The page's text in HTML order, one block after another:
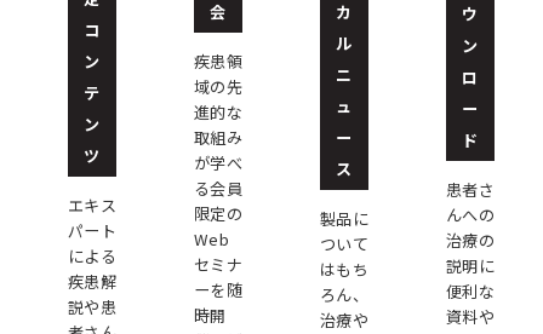
コ
ン
テ
ン
ツ
エキス
パート
による
疾患解
説や患
会
疾患領
域の先
進的な
取組み
が学べ
る会員
限定の
Web
セミナ
ーを随
時開
カ
ル
ニ
ュ
ー
ス
製品に
ついて
はもち
ろん、
治療や
ウ
ン
ロ
ー
ド
患者さ
んへの
治療の
説明に
便利な
資料や